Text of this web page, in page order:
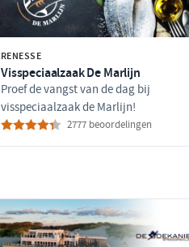
RENESSE
Visspeciaalzaak De Marlijn
Proef de vangst van de dag bij
visspeciaalzaak de Marlijn!
2777 beoordelingen